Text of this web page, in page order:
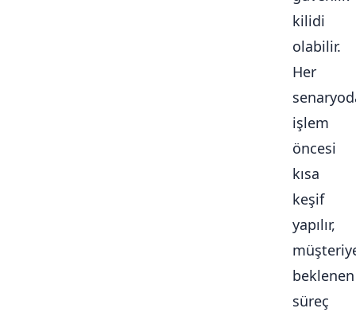
kilidi
olabilir.
Her
işlem
öncesi
kısa
keşif
yapılır,
beklenen
süreç